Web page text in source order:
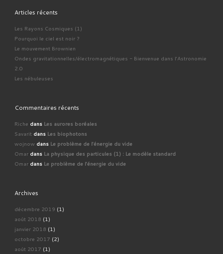
Articles récents
Les Rayons Cosmiques (1)
Pourquoi le ciel est noir ?
Le mouvement Brownien
Ondes gravitationnelles/électromagnétiques - Bienvenue dans l'Astronomie
2.0
Les nébuleuses
Commentaires récents
Riche dans Les aurores boréales
Savaritdans Les biophotons
wojnowdans Le problème de l'énergie du vide
Omardans La physique des particules (1) : Le modèle standard
Omardans Le problème de l'énergie du vide
Archives
décembre 2019 (1)
août 2018 (1)
janvier 2018 (1)
octobre 2017 (2)
août 2017 (1)